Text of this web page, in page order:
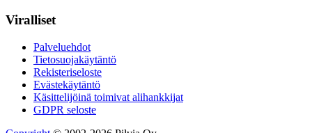
Viralliset
Palveluehdot
Tietosuojakäytäntö
Rekisteriseloste
Evästekäytäntö
Käsittelijöinä toimivat alihankkijat
GDPR seloste